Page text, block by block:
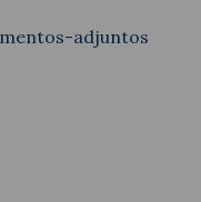
adjuntos